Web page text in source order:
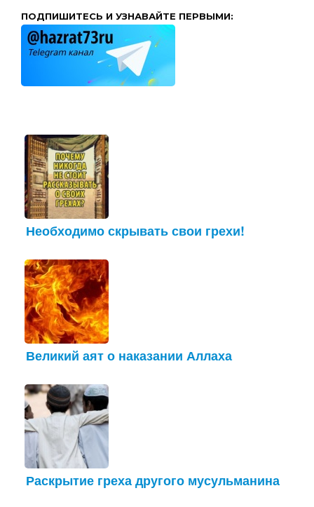
ПОДПИШИТЕСЬ И УЗНАВАЙТЕ ПЕРВЫМИ:
Необходимо скрывать свои грехи!
Великий аят о наказании Аллаха
Раскрытие греха другого мусульманина